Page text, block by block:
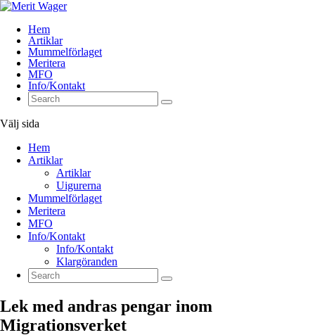
Hem
Artiklar
Mummelförlaget
Meritera
MFO
Info/Kontakt
Välj sida
Hem
Artiklar
Artiklar
Uigurerna
Mummelförlaget
Meritera
MFO
Info/Kontakt
Info/Kontakt
Klargöranden
Lek med andras pengar inom
Migrationsverket